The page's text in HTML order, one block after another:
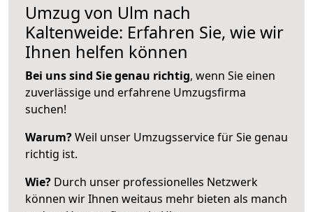
Umzug von Ulm nach
Kaltenweide: Erfahren Sie, wie wir
Ihnen helfen können
Bei uns sind Sie genau richtig, wenn Sie einen
zuverlässige und erfahrene Umzugsfirma
suchen!
Warum?Weil unser Umzugsservice für Sie genau
richtig ist.
Wie? Durch unser professionelles Netzwerk
können wir Ihnen weitaus mehr bieten als manch